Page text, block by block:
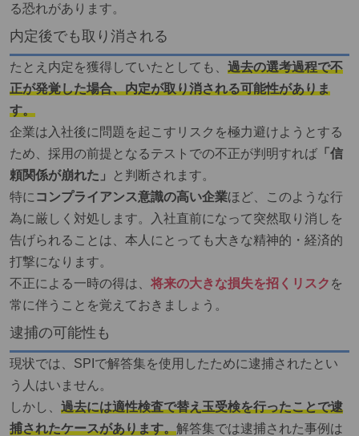
る恐れがあります。
内定後でも取り消される
たとえ内定を獲得していたとしても、 過去の選考過程で不
正が発覚した場合、内定が取り消される可能性がありま
す。
企業は入社後に問題を起こすリスクを極力避けようとする
ため、採用の前提となるテストでの不正が判明すれば 「信
頼関係が崩れた」
と判断されます。
特に コンプライアンス意識の高い企業ほど、このような行
為に厳しく対処します。入社直前になって突然取り消しを
告げられることは、本人にとっても大きな精神的・経済的
打撃になります。
不正による一時の得は、 将来の大きな損失を招くリスク を
常に伴うことを覚えておきましょう。
逮捕の可能性も
現状では、SPIで解答集を使用したために逮捕されたとい
う人はいません。
しかし、 過去には適性検査で替え玉受検を行ったことで逮
捕されたケースがあります。解答集では逮捕された事例は